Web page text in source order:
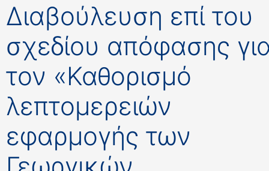
Διαβούλευση επί του
σχεδίου απόφασης
τον «Καθορισμό
λεπτομερειών
εφαρμογής των